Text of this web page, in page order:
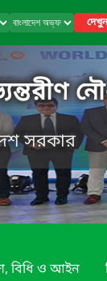
দেখুন
সরকার
বিধি ও আইন